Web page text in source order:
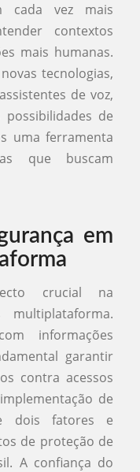
cada vez mais
contextos
mais humanas.
tecnologias,
de voz,
de
uma ferramenta
que buscam
em
crucial na
informações
garantir
contra acessos
de
dois fatores e
de proteção de
A confiança do